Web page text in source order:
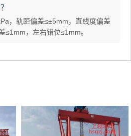
，轨距偏差≤±5mm，直线度偏差
≤1mm，左右错位≤1mm。